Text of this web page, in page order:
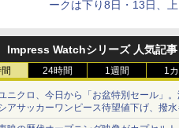
ークは下り8日・13日、上
Impress Watchシリーズ 人気記事
24時間 1週間 1
ニクロ、今日から「お盆特別セール」
アサッカーワンピース待望値下げ、撥水
ョーツは1990円に